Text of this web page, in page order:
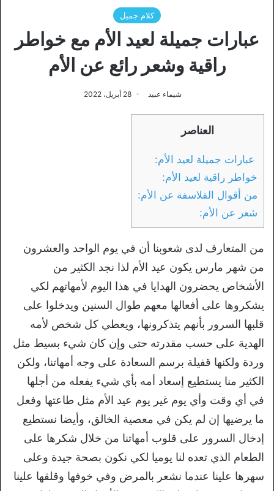
كلام جميل
عبارات جميلة لعيد الأم مع خواطر
راقية وشعر رائع عن الأم
شيماء عبيد 28 أبريل، 2022
العناصر
عبارات جميلة لعيد الأم:
خواطر راقية لعيد الأم:
من أقوال الفلاسفة عن الأم:
شعر عن الأم:
من المتعارف لدى شعوبنا أن في يوم الواحد والعشرون
من شهر مارس يكون عيد الأم لذا نجد الكثير من
الأشخاص يحضرون الهدايا في هذا اليوم لأمهاتهم لكي
يشكروها على أفعالها معهم طوال السنين ويدخلوا على
قلبها السرور بأنهم يتذكرونها، ويعطي كل شخص لأمه
الهدية على حسب مقدرته حتى وإن كان شيء بسيط مثل
وردة ولكنها قفيلة برسم السعادة على وجه أمهاتنا، ولكن
الكثير منا يستطيع إسعاد أمه بأي شيء يفعله من أجلها
في أي وقت وأي يوم غير يوم عيد الأم مثل طاعتها وفعل
ما يرضيها إن لم يكن في معصية الخالق، وأيضا نستطيع
إدخال السرور على قلوب أمهاتنا من خلال شكرها على
الطعام الذي تعده لنا يوميا لكي نكون بصحة جيدة وعلى
سهرها علينا عندما نشعر بالمرض وفي خوفها وقلقها علينا